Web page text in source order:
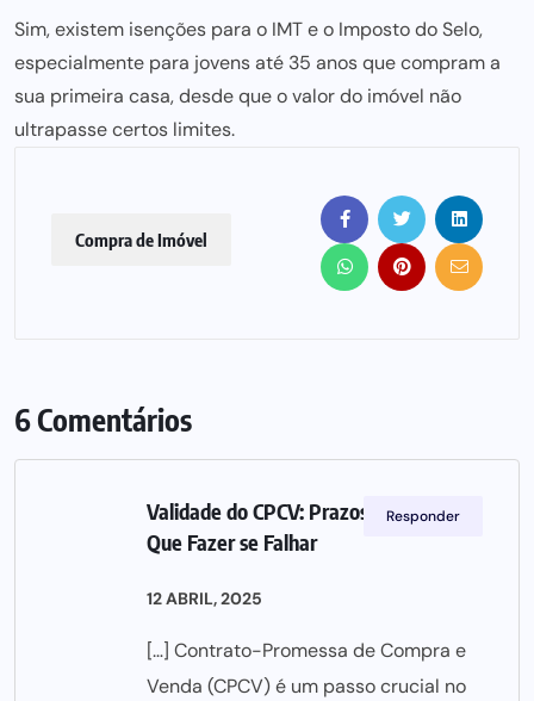
Sim, existem isenções para o IMT e o Imposto do Selo,
especialmente para jovens até 35 anos que compram a
sua primeira casa, desde que o valor do imóvel não
ultrapasse certos limites.
Compra de Imóvel
6 Comentários
Validade do CPCV: Prazos, Regras e o
Que Fazer se Falhar
12 ABRIL, 2025
[…] Contrato-Promessa de Compra e
Venda (CPCV) é um passo crucial no
Responder